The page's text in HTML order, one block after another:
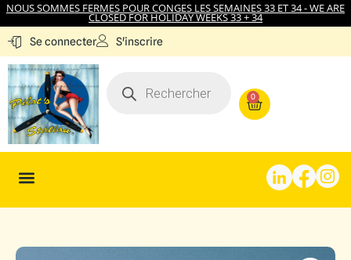
NOUS SOMMES FERMES POUR CONGES LES SEMAINES 33 ET 34 - WE ARE
CLOSED FOR HOLIDAY WEEKS 33 + 34
Se connecter S'inscrire
0